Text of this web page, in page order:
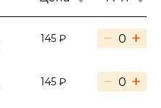
145 ₽ − +
145 ₽ − +